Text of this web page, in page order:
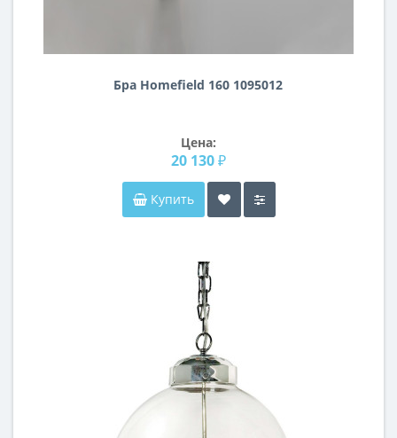
Бра Homefield 160 1095012
Цена:
20 130 ₽
Купить